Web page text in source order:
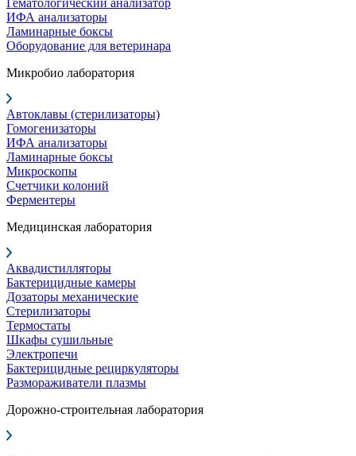
Гематологический анализатор
ИФА анализаторы
Ламинарные боксы
Оборудование для ветеринара
Микробио лаборатория
Автоклавы (стерилизаторы)
Гомогенизаторы
ИФА анализаторы
Ламинарные боксы
Микроскопы
Счетчики колоний
Ферментеры
Медицинская лаборатория
Аквадистилляторы
Бактерицидные камеры
Дозаторы механические
Стерилизаторы
Термостаты
Шкафы сушильные
Электропечи
Бактерицидные рециркуляторы
Размораживатели плазмы
Дорожно-строительная лаборатория